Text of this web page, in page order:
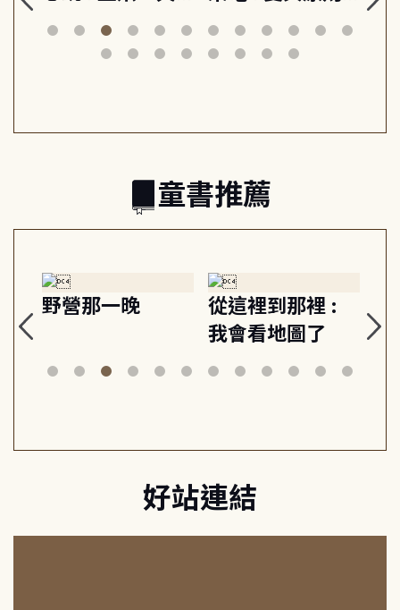
山與信仰, 外交官
筆下的現代馬雅
建立教養的安定
節奏 22個行動練
童書推薦
野營那一晚
從這裡到那裡 :
我會看地圖了
美
好站連結